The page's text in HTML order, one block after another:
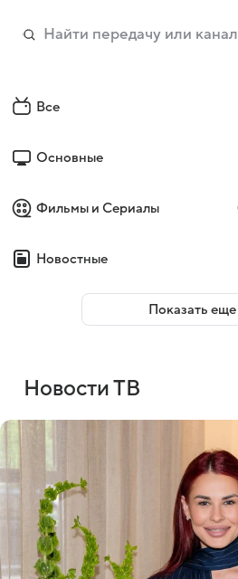
Все
Основные
Фильмы и Сериалы
Новостные
Показать еще
Новости ТВ